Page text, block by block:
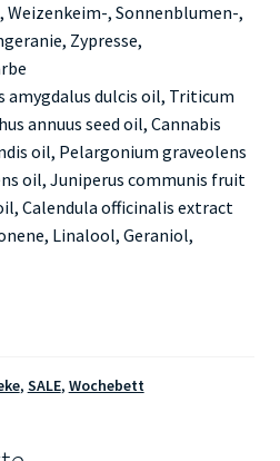
, Sonnenblumen-,
Zypresse,
amygdalus dulcis oil, Triticum
annuus seed oil, Cannabis
oil, Pelargonium graveolens
oil, Juniperus communis fruit
Calendula officinalis extract
Linalool, Geraniol,
, SALE, Wochebett